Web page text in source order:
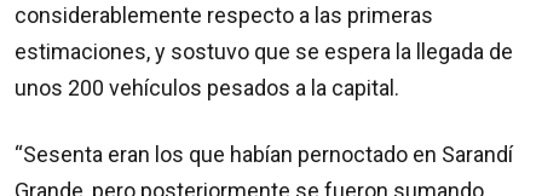
considerablemente respecto a las primeras
estimaciones, y sostuvo que se espera la llegada de
unos 200 vehículos pesados a la capital.
“Sesenta eran los que habían pernoctado en Sarandí
Grande, pero posteriormente se fueron sumando